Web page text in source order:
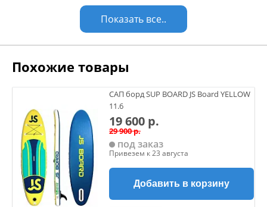
Показать все..
Похожие товары
САП борд SUP BOARD JS Board YELLOW
11.6
19 600 р.
29 900 р.
под заказ
Привезем к 23 августа
Добавить в корзину